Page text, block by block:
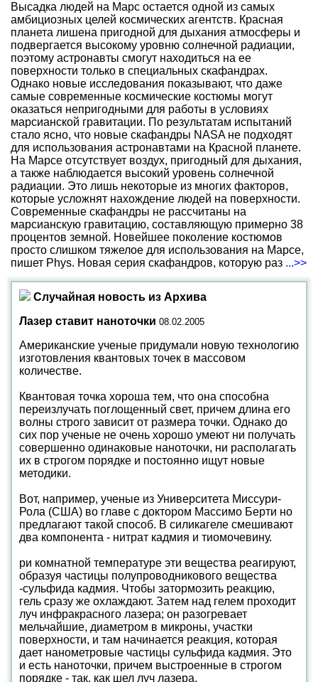
Высадка людей на Марс остается одной из самых
амбициозных целей космических агентств. Красная
планета лишена пригодной для дыхания атмосферы и
подвергается высокому уровню солнечной радиации,
поэтому астронавты смогут находиться на ее
поверхности только в специальных скафандрах.
Однако новые исследования показывают, что даже
самые современные космические костюмы могут
оказаться непригодными для работы в условиях
марсианской гравитации. По результатам испытаний
стало ясно, что новые скафандры NASA не подходят
для использования астронавтами на Красной планете.
На Марсе отсутствует воздух, пригодный для дыхания,
а также наблюдается высокий уровень солнечной
радиации. Это лишь некоторые из многих факторов,
которые усложнят нахождение людей на поверхности.
Современные скафандры не рассчитаны на
марсианскую гравитацию, составляющую примерно 38
процентов земной. Новейшее поколение костюмов
просто слишком тяжелое для использования на Марсе,
пишет Phys. Новая серия скафандров, которую раз ...>>
Случайная новость из Архива
Лазер ставит наноточки 08.02.2005
Американские ученые придумали новую технологию
изготовления квантовых точек в массовом
количестве.
Квантовая точка хороша тем, что она способна
переизлучать поглощенный свет, причем длина его
волны строго зависит от размера точки. Однако до
сих пор ученые не очень хорошо умеют ни получать
совершенно одинаковые наноточки, ни располагать
их в строгом порядке и постоянно ищут новые
методики.
Вот, например, ученые из Университета Миссури-
Рола (США) во главе с доктором Массимо Берти но
предлагают такой способ. В силикагеле смешивают
два компонента - нитрат кадмия и тиомочевину.
ри комнатной температуре эти вещества реагируют,
образуя частицы полупроводникового вещества
-сульфида кадмия. Чтобы затормозить реакцию,
гель сразу же охлаждают. Затем над гелем проходит
луч инфракрасного лазера; он разогревает
мельчайшие, диаметром в микроны, участки
поверхности, и там начинается реакция, которая
дает нанометровые частицы сульфида кадмия. Это
и есть наноточки, причем выстроенные в строгом
порядке - так, как шел луч лазера.